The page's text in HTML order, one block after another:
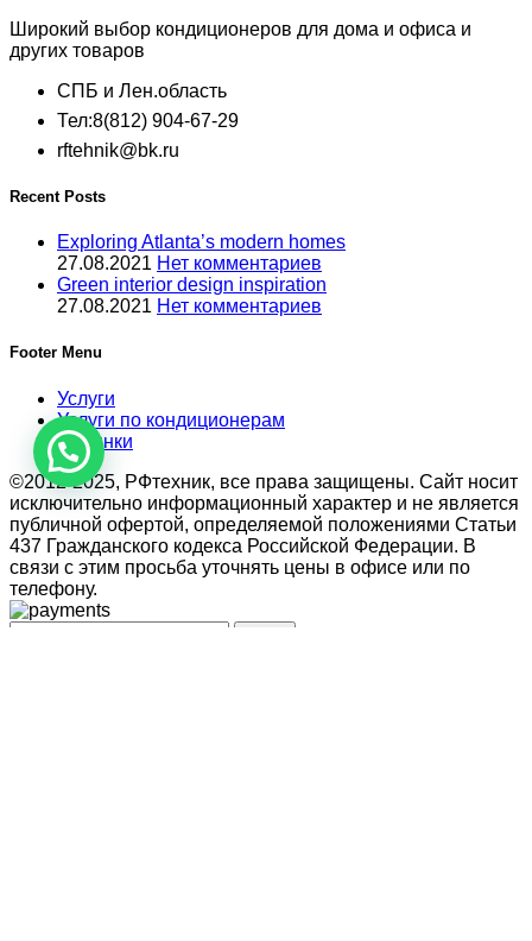
Широкий выбор кондиционеров для дома и офиса и
других товаров
СПБ и Лен.область
Тел:8(812) 904-67-29
rftehnik@bk.ru
Recent Posts
Exploring Atlanta’s modern homes
27.08.2021 Нет комментариев
Green interior design inspiration
27.08.2021 Нет комментариев
Footer Menu
Услуги
Услуги по кондиционерам
Новинки
©2012-2025, РФтехник, все права защищены. Сайт носит
исключительно информационный характер и не является
публичной офертой, определяемой положениями Статьи
437 Гражданского кодекса Российской Федерации. В
связи с этим просьба уточнять цены в офисе или по
телефону.